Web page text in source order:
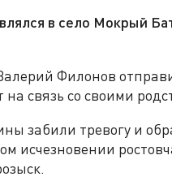
в село Мокрый
Филонов
связь со своими
забили тревогу и
исчезновении